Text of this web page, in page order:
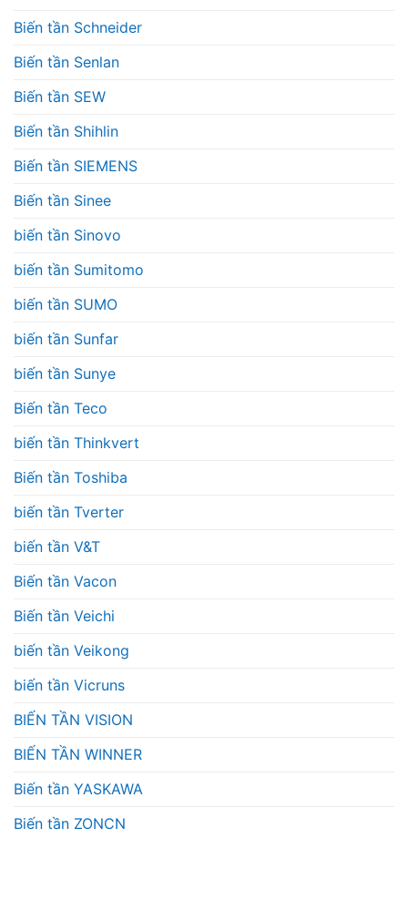
Biến tần Schneider
Biến tần Senlan
Biến tần SEW
Biến tần Shihlin
Biến tần SIEMENS
Biến tần Sinee
biến tần Sinovo
biến tần Sumitomo
biến tần SUMO
biến tần Sunfar
biến tần Sunye
Biến tần Teco
biến tần Thinkvert
Biến tần Toshiba
biến tần Tverter
biến tần V&T
Biến tần Vacon
Biến tần Veichi
biến tần Veikong
biến tần Vicruns
BIẾN TẦN VISION
BIẾN TẦN WINNER
Biến tần YASKAWA
Biến tần ZONCN